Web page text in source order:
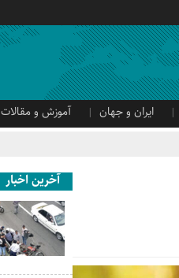
ایران و جهان آموزش و مقالات
آخرین اخبار